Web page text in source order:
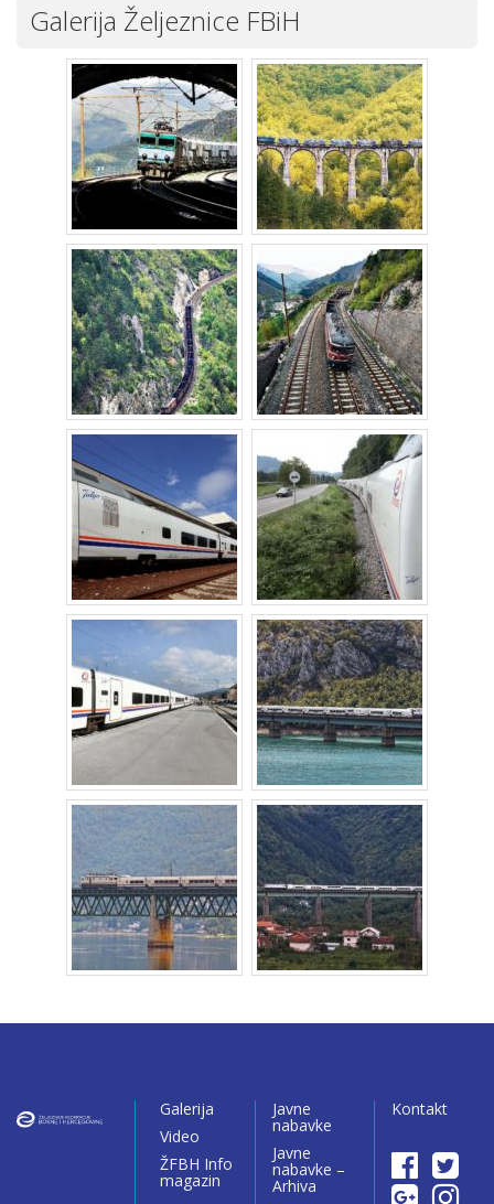
Galerija Željeznice FBiH
Galerija
Video
ŽFBH Info
magazin
Javne
nabavke
Javne
nabavke –
Arhiva
Kontakt